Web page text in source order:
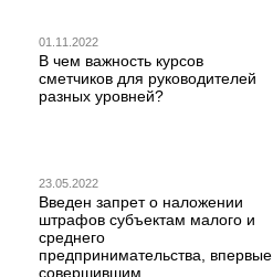
01.11.2022
В чем важность курсов
сметчиков для руководителей
разных уровней?
23.05.2022
Введен запрет о наложении
штрафов субъектам малого и
среднего
предпринимательства, впервые
совершившим